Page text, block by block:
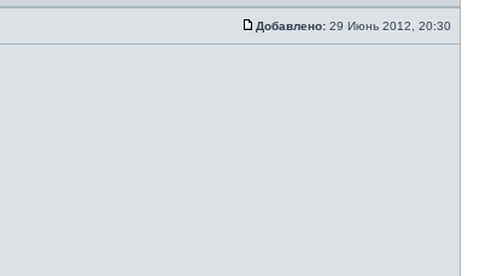
Сообщение
Добавлено: 29 Июнь 2012, 20:30